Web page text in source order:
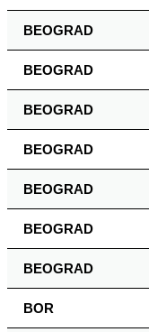
BEOGRAD
BEOGRAD
BEOGRAD
BEOGRAD
BEOGRAD
BEOGRAD
BEOGRAD
BOR